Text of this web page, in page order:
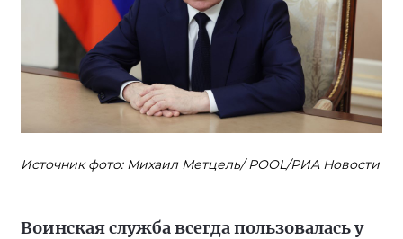
Источник фото: Михаил Метцель/ POOL/РИА Новости
Воинская служба всегда пользовалась у